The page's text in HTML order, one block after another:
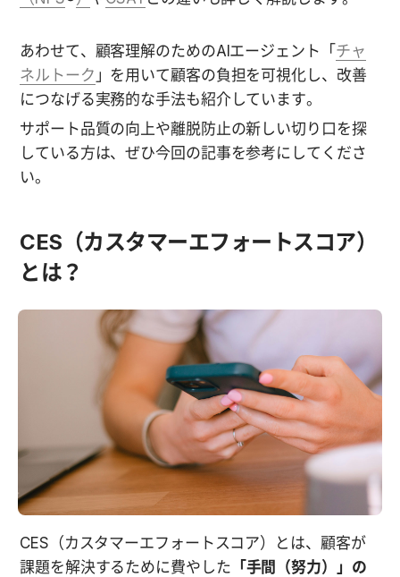
あわせて、顧客理解のためのAIエージェント「チャ
ネルトーク 」を用いて顧客の負担を可視化し、改善
につなげる実務的な手法も紹介しています。
サポート品質の向上や離脱防止の新しい切り口を探
している方は、ぜひ今回の記事を参考にしてくださ
い。
CES（カスタマーエフォートスコア）
とは？
CES（カスタマーエフォートスコア）とは、顧客が
課題を解決するために費やした 「手間（努力）」の